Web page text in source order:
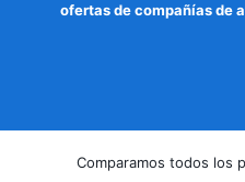
ofertas de compañías de
Comparamos todos los